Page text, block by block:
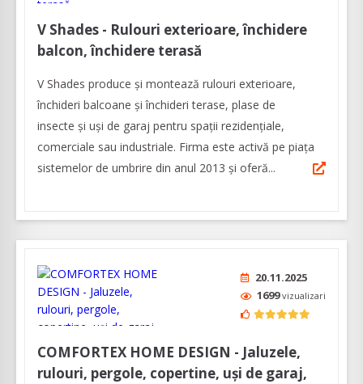
V Shades - Rulouri exterioare, închidere
balcon, închidere terasă
V Shades produce și montează rulouri exterioare,
închideri balcoane și închideri terase, plase de
insecte și uși de garaj pentru spații rezidențiale,
comerciale sau industriale. Firma este activă pe piața
sistemelor de umbrire din anul 2013 și oferă...
20.11.2025
1699vizualizari
COMFORTEX HOME DESIGN - Jaluzele,
rulouri, pergole, copertine, uși de garaj,